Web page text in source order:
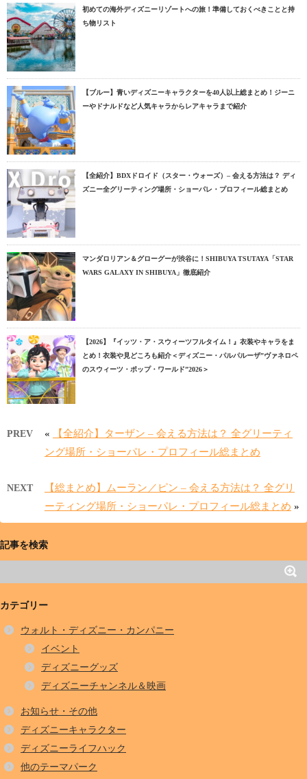
初めての海外ディズニーリゾートへの旅！準備しておくべきことと持
ち物リスト
【ブルー】青いディズニーキャラクターを40人以上総まとめ！ジーニ
ーやドナルドなど人気キャラからレアキャラまで紹介
【全紹介】BDXドロイド（スター・ウォーズ）– 会える方法は？ ディ
ズニー全グリーティング場所・ショーパレ・プロフィール総まとめ
マンダロリアン＆グローグーが渋谷に！SHIBUYA TSUTAYA「STAR
WARS GALAXY IN SHIBUYA」徹底紹介
【2026】『イッツ・ア・スウィーツフルタイム！』衣装やキャラをま
とめ！衣装や見どころも紹介＜ディズニー・パルパルーザ”ヴァネロペ
のスウィーツ・ポップ・ワールド”2026＞
PREV «
【全紹介】ターザン – 会える方法は？ 全グリーティ
ング場所・ショーパレ・プロフィール総まとめ
NEXT
【総まとめ】ムーラン／ピン – 会える方法は？ 全グリ
ーティング場所・ショーパレ・プロフィール総まとめ »
記事を検索
カテゴリー
ウォルト・ディズニー・カンパニー
イベント
ディズニーグッズ
ディズニーチャンネル＆映画
お知らせ・その他
ディズニーキャラクター
ディズニーライフハック
他のテーマパーク